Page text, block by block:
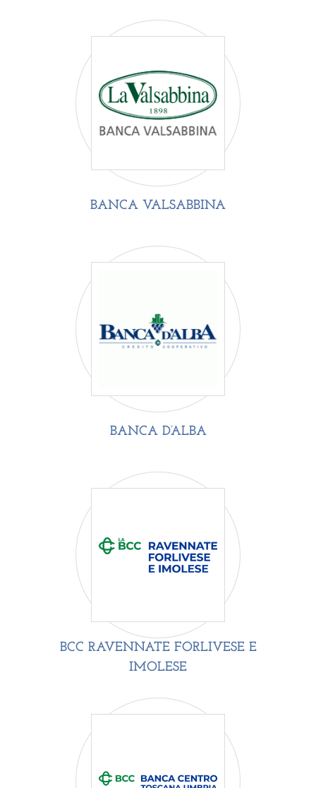
BANCA VALSABBINA
BANCA D’ALBA
BCC RAVENNATE FORLIVESE E
IMOLESE